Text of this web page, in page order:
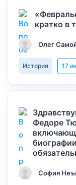
кратко в
Олег
История 17
Федоре
София